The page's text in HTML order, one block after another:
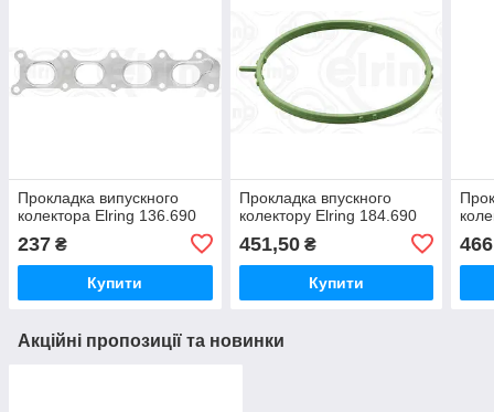
Прокладка випускного
колектора Elring 136.690
237 ₴
Купити
Прокладка впускного
колектору Elring 184.690
451,50₴
Купити
Акційні пропозиції та новинки